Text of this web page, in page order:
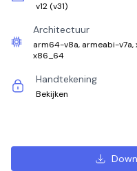
v12 (v31)
Architectuur
arm64-v8a, armeabi-v7a,
x86_64
Handtekening
Bekijken